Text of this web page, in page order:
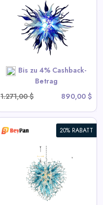
Bis zu 4% Cashback-
Betrag
1.271,00 $
890,00 $
20% RABATT